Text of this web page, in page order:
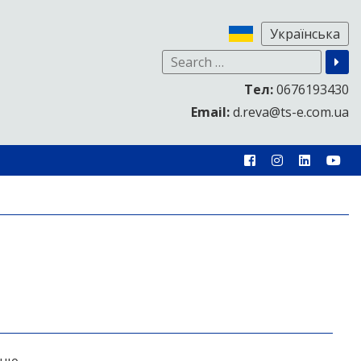
Тел:0676193430
Email:d.reva@ts-e.com.ua